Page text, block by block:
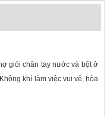
giỏi chân tay nước và bột ở
khí làm việc vui vẻ, hòa